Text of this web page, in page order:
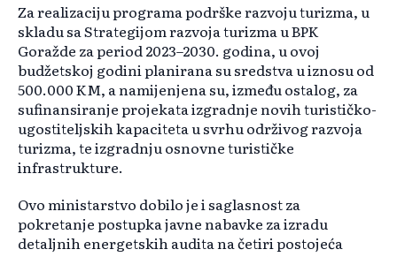
Za realizaciju programa podrške razvoju turizma, u
skladu sa Strategijom razvoja turizma u BPK
Goražde za period 2023–2030. godina, u ovoj
budžetskoj godini planirana su sredstva u iznosu od
500.000 KM, a namijenjena su, između ostalog, za
sufinansiranje projekata izgradnje novih turističko-
ugostiteljskih kapaciteta u svrhu održivog razvoja
turizma, te izgradnju osnovne turističke
infrastrukture.
Ovo ministarstvo dobilo je i saglasnost za
pokretanje postupka javne nabavke za izradu
detaljnih energetskih audita na četiri postojeća